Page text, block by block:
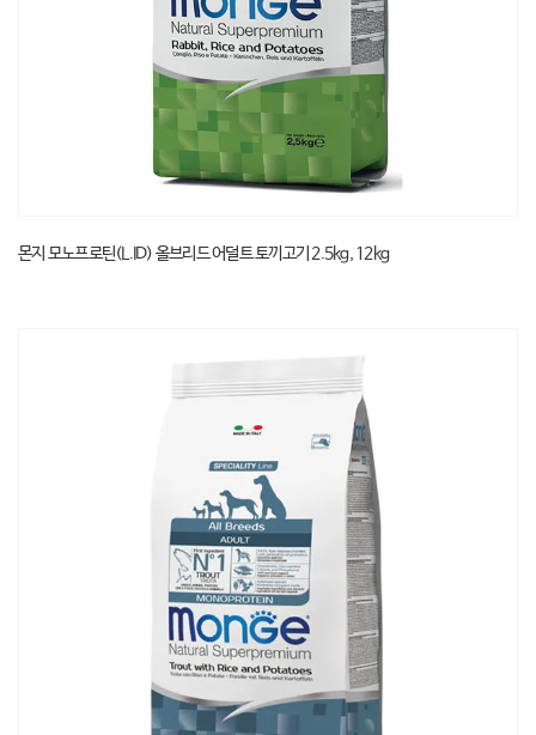
몬지 모노프로틴(L.ID) 올브리드 어덜트 토끼고기 2.5kg, 12kg